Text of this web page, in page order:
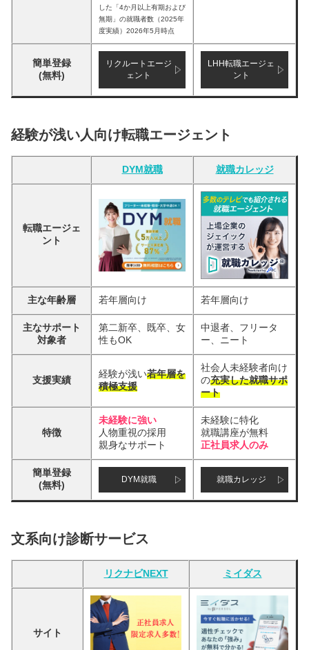
した「4か月以上有期および
無期」の就職者数（2025年
度実績）2026年5月時点
簡単登録
(無料)
リクルートエージ
ェント
LHH転職エージェ
ント
経験が浅い人向け転職エージェント
DYM就職 就職カレッジ
転職エージェ
ント
主な年齢層 若年層向け 若年層向け
主なサポート
対象者
第二新卒、既卒、女
性もOK
中退者、フリータ
ー、ニート
支援実績
経験が浅い若年層を
積極支援
社会人未経験者向け
の充実した就職サポ
ート
特徴
未経験に強い
人物重視の採用
親身なサポート
未経験に特化
就職講座が無料
正社員求人のみ
簡単登録
(無料)
DYM就職 就職カレッジ
文系向け診断サービス
リクナビNEXT ミイダス
サイト